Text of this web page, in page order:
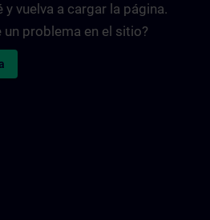
y vuelva a cargar la página.
un problema en el sitio?